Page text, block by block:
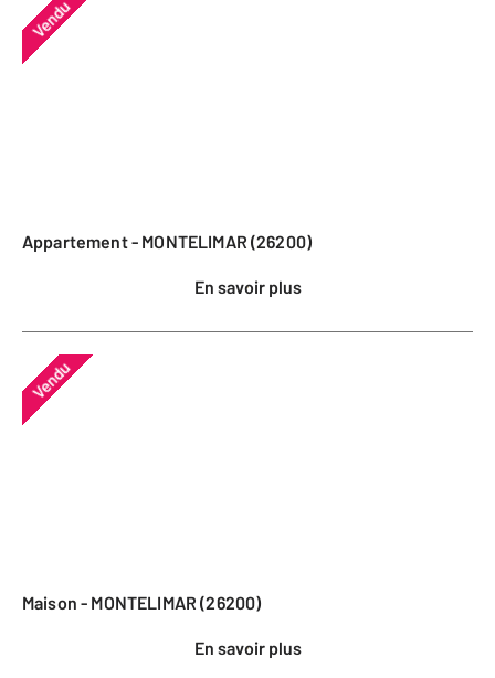
Vendu
Appartement - MONTELIMAR (26200)
En savoir plus
Vendu
Maison - MONTELIMAR (26200)
En savoir plus